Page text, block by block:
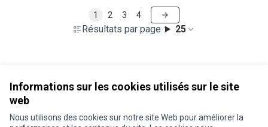
Informations sur les cookies utilisés sur le site
web
Nous utilisons des cookies sur notre site Web pour améliorer la
Résultats par page : 25
1 2 3 4
Conditions d'utilisation